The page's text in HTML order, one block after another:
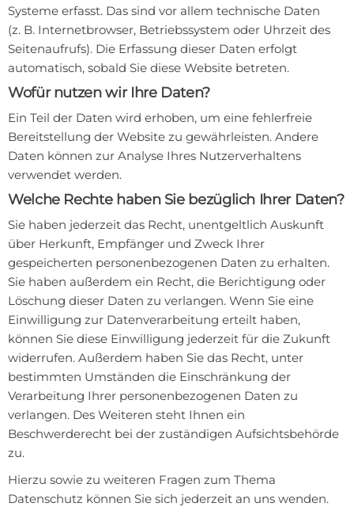
Systeme erfasst. Das sind vor allem technische Daten
(z. B. Internetbrowser, Betriebssystem oder Uhrzeit des
Seitenaufrufs). Die Erfassung dieser Daten erfolgt
automatisch, sobald Sie diese Website betreten.
Wofür nutzen wir Ihre Daten?
Ein Teil der Daten wird erhoben, um eine fehlerfreie
Bereitstellung der Website zu gewährleisten. Andere
Daten können zur Analyse Ihres Nutzerverhaltens
verwendet werden.
Welche Rechte haben Sie bezüglich Ihrer Daten?
Sie haben jederzeit das Recht, unentgeltlich Auskunft
über Herkunft, Empfänger und Zweck Ihrer
gespeicherten personenbezogenen Daten zu erhalten.
Sie haben außerdem ein Recht, die Berichtigung oder
Löschung dieser Daten zu verlangen. Wenn Sie eine
Einwilligung zur Datenverarbeitung erteilt haben,
können Sie diese Einwilligung jederzeit für die Zukunft
widerrufen. Außerdem haben Sie das Recht, unter
bestimmten Umständen die Einschränkung der
Verarbeitung Ihrer personenbezogenen Daten zu
verlangen. Des Weiteren steht Ihnen ein
Beschwerderecht bei der zuständigen Aufsichtsbehörde
zu.
Hierzu sowie zu weiteren Fragen zum Thema
Datenschutz können Sie sich jederzeit an uns wenden.